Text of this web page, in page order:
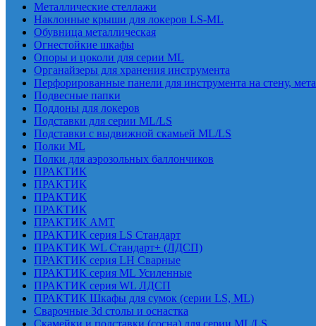
Металлические стеллажи
Наклонные крыши для локеров LS-ML
Обувница металлическая
Огнестойкие шкафы
Опоры и цоколи для серии ML
Органайзеры для хранения инструмента
Перфорированные панели для инструмента на стену,
Подвесные папки
Поддоны для локеров
Подставки для серии ML/LS
Подставки с выдвижной скамьей ML/LS
Полки ML
Полки для аэрозольных баллончиков
ПРАКТИК
ПРАКТИК
ПРАКТИК
ПРАКТИК
ПРАКТИК AMT
ПРАКТИК cерия LS Стандарт
ПРАКТИК WL Стандарт+ (ЛДСП)
ПРАКТИК серия LH Сварные
ПРАКТИК серия ML Усиленные
ПРАКТИК серия WL ЛДСП
ПРАКТИК Шкафы для сумок (серии LS, ML)
Сварочные 3d столы и оснастка
Скамейки и подставки (сосна) для серии ML/LS